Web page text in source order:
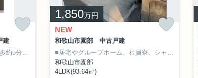
建
■JR和歌山線「紀伊小倉」駅徒歩約5分 ■LDK20帖
1,850万円
NEW
和歌山市園部 中古戸建
■居宅やグループホーム、社員寮、シャアハウスとしても適しています
和歌山市園部
4LDK(93.64㎡)